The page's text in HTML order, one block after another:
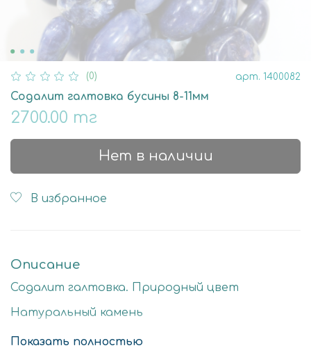
(0) арт. 1400082
Содалит галтовка бусины 8-11мм
2700.00 тг
Нет в наличии
В избранное
Описание
Содалит галтовка. Природный цвет
Натуральный камень
Стоимость за нить 40см
Показать полностью